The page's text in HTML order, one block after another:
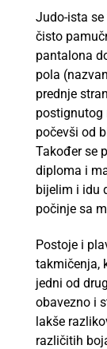
Judo-ista
čisto
pantalona
pola
prednje
postignutog
počevši od
Također se
diploma i
bijelim i idu
počinje sa
Postoje i
takmičenja,
jedni od
obavezno i
lakše
različitih